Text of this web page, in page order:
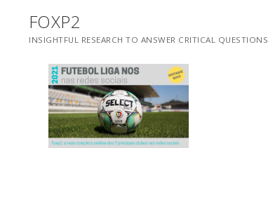
conteúdo
FOXP2
INSIGHTFUL RESEARCH TO ANSWER CRITICAL QUESTIONS